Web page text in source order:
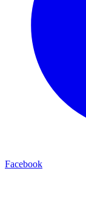
Facebook